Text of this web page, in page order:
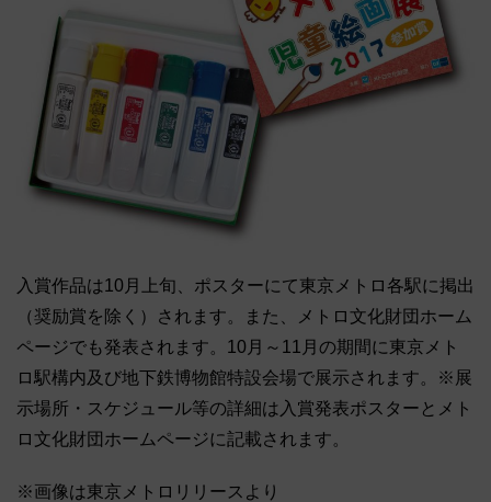
入賞作品は10月上旬、ポスターにて東京メトロ各駅に掲出
（奨励賞を除く）されます。また、メトロ文化財団ホーム
ページでも発表されます。10月～11月の期間に東京メト
ロ駅構内及び地下鉄博物館特設会場で展示されます。※展
示場所・スケジュール等の詳細は入賞発表ポスターとメト
ロ文化財団ホームページに記載されます。
※画像は東京メトロリリースより